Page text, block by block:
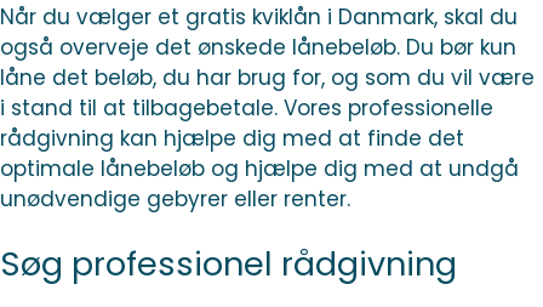
Når du vælger et gratis kviklån i Danmark, skal du
også overveje det ønskede lånebeløb. Du bør kun
låne det beløb, du har brug for, og som du vil være
i stand til at tilbagebetale. Vores professionelle
rådgivning kan hjælpe dig med at finde det
optimale lånebeløb og hjælpe dig med at undgå
unødvendige gebyrer eller renter.
Søg professionel rådgivning